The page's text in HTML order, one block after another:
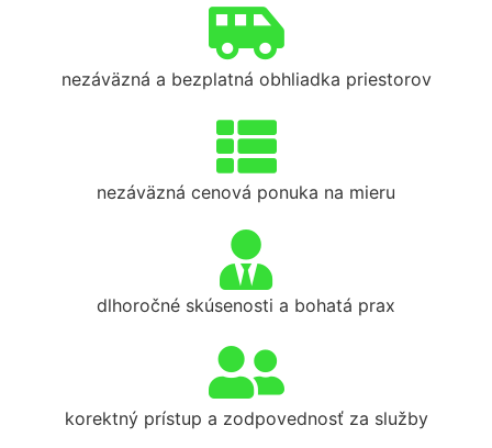
nezáväzná a bezplatná obhliadka priestorov
nezáväzná cenová ponuka na mieru
dlhoročné skúsenosti a bohatá prax
korektný prístup a zodpovednosť za služby